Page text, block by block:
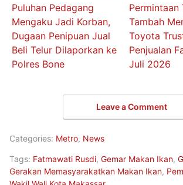
Puluhan Pedagang
Mengaku Jadi Korban,
Dugaan Penipuan Jual
Beli Telur Dilaporkan ke
Polres Bone
Permintaan
Tambah
Toyota
Penjualan
Juli 2026
Leave a Comment
Categories: Metro, News
Tags: Fatmawati Rusdi, Gemar Makan Ikan,
Gerakan Memasyarakatkan Makan Ikan,